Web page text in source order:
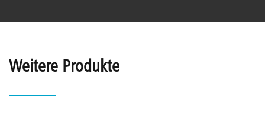
Weitere Produkte